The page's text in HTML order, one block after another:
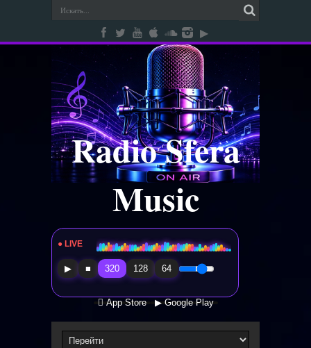
Radio Sfera
Music
● LIVE Radio Sfera Music
▶ ■ 320 128 64
 App Store ▶ Google Play